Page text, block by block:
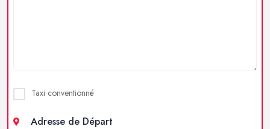
Taxi conventionné
Adresse de Départ